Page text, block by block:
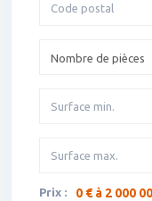
Nombre de pièces
Prix : 0 € à 2 000